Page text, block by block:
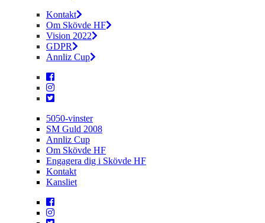
Kontakt
Om Skövde HF
Vision 2022
GDPR
Annliz Cup
5050-vinster
SM Guld 2008
Annliz Cup
Om Skövde HF
Engagera dig i Skövde HF
Kontakt
Kansliet